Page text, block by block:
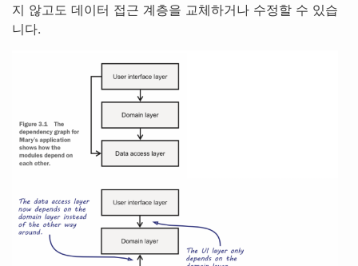
지 않고도 데이터 접근 계층을 교체하거나 수정할 수 있습
니다.